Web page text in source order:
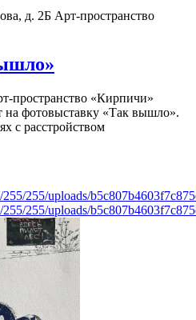
д. 2Б Арт-пространство
пространство «Кирпичи»
на фотовыставку «Так вышло».
с расстройством
255/uploads/
255/uploads/